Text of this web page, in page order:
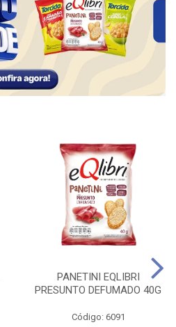
PANETINI EQLIBRI
PRESUNTO DEFUMADO 40G
Código: 6091